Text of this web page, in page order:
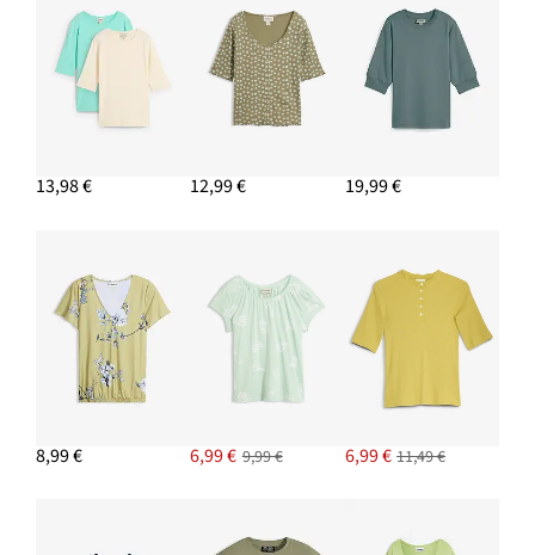
22,99 €
PRIDAŤ DO KOŠÍKA
Twillové nohavice z čistej bavlny
PRIDAŤ DO KOŠÍKA
29,99 €
PRIDAŤ DO KOŠÍKA
13,98 € 12,99 € 19,99 €
8,99 € 6,99 € 9,99 € 6,99 € 11,49 €